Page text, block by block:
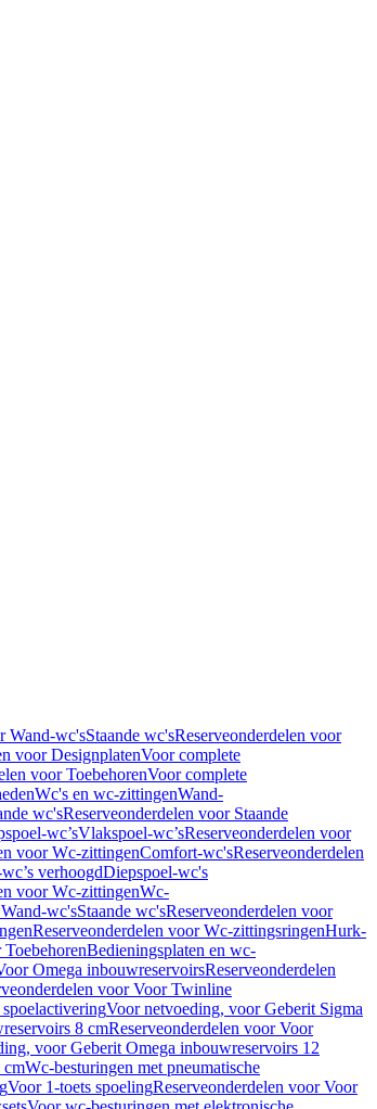
Wand-wc'sStaande wc'sReserveonderdelen voor
voor DesignplatenVoor complete
voor ToebehorenVoor complete
Wc's en wc-zittingenWand-
wc'sReserveonderdelen voor Staande
wc’sVlakspoel-wc’sReserveonderdelen voor
voor Wc-zittingenComfort-wc'sReserveonderdelen
verhoogdDiepspoel-wc's
voor Wc-zittingenWc-
wc'sStaande wc'sReserveonderdelen voor
Reserveonderdelen voor Wc-zittingsringenHurk-
Bedieningsplaten en wc-
Omega inbouwreservoirsReserveonderdelen
voor Voor Twinline
Voor netvoeding, voor Geberit Sigma
8 cmReserveonderdelen voor Voor
voor Geberit Omega inbouwreservoirs 12
cmWc-besturingen met pneumatische
Voor 1-toets spoelingReserveonderdelen voor Voor